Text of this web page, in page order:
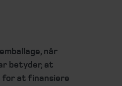
når
betyder, at
for at finansiere